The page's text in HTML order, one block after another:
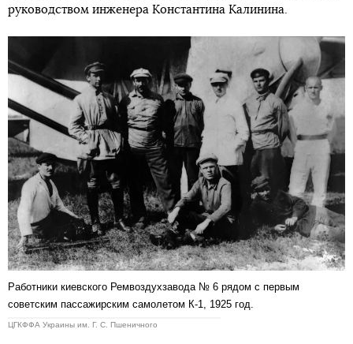
руководством инженера Константина Калинина.
Работники киевского Ремвоздухзавода № 6 рядом с первым
советским пассажирским самолетом К-1, 1925 год.
ЦГКФФА Украины им. Г. С. Пшеничного